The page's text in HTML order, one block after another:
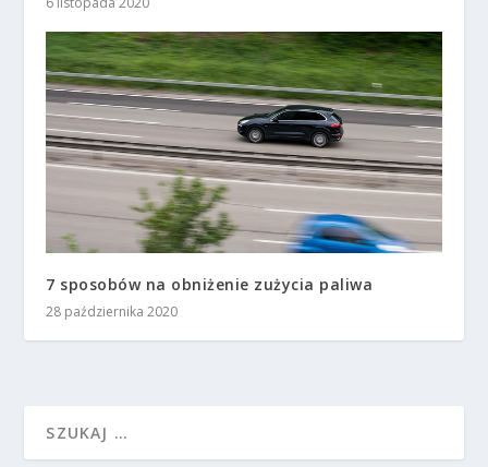
7 sposobów na obniżenie zużycia paliwa
28 października 2020